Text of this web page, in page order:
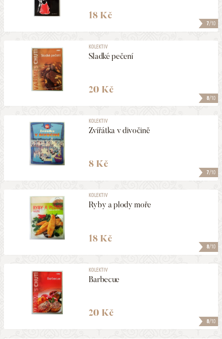
7/10
18 Kč
8/10
KOLEKTIV
Sladké pečení
20 Kč
7/10
KOLEKTIV
Zvířátka v divočině
8 Kč
8/10
KOLEKTIV
Ryby a plody moře
18 Kč
8/10
KOLEKTIV
Barbecue
20 Kč